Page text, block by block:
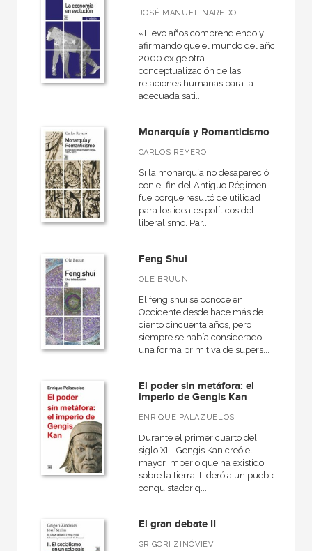
JOSÉ MANUEL NAREDO
«Llevo años comprendiendo y
afirmando que el mundo del año
2000 exige otra
conceptualización de las
relaciones humanas para la
adecuada sati...
Monarquía y Romanticismo
CARLOS REYERO
Si la monarquía no desapareció
con el fin del Antiguo Régimen
fue porque resultó de utilidad
para los ideales políticos del
liberalismo. Par...
Feng Shui
OLE BRUUN
El feng shui se conoce en
Occidente desde hace más de
ciento cincuenta años, pero
siempre se había considerado
una forma primitiva de supers...
El poder sin metáfora: el
imperio de Gengis Kan
ENRIQUE PALAZUELOS
Durante el primer cuarto del
siglo XIII, Gengis Kan creó el
mayor imperio que ha existido
sobre la tierra. Lideró a un pueblo
conquistador q...
El gran debate II
GRIGORI ZINÓVIEV